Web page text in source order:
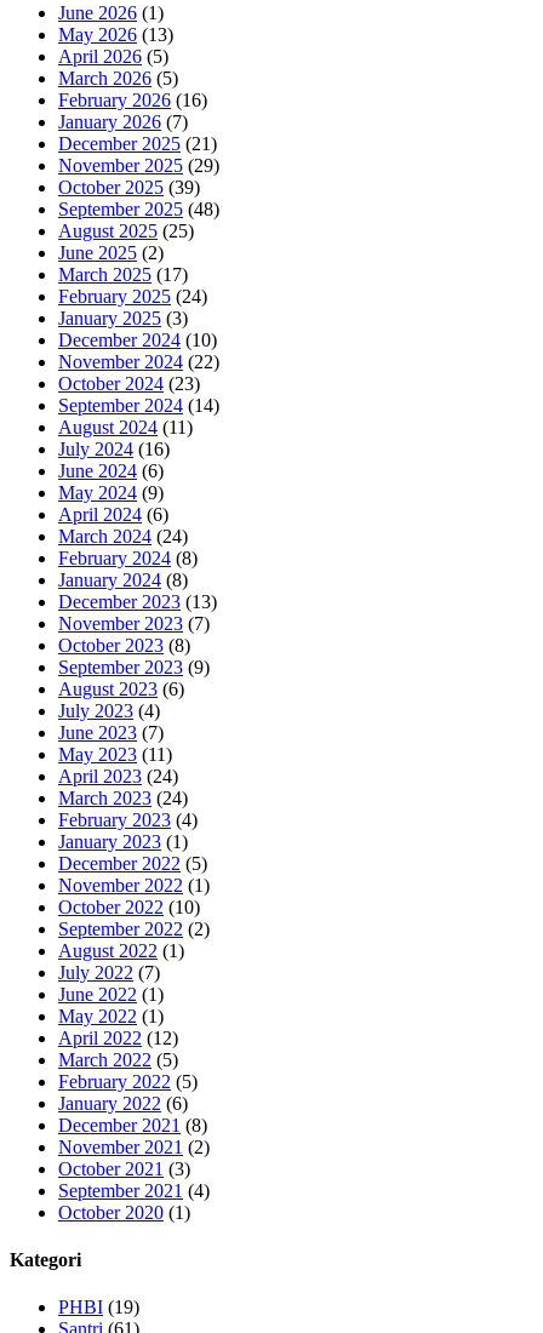
June 2026 (1)
May 2026 (13)
April 2026 (5)
March 2026 (5)
February 2026 (16)
January 2026 (7)
December 2025 (21)
November 2025 (29)
October 2025 (39)
September 2025 (48)
August 2025 (25)
June 2025 (2)
March 2025 (17)
February 2025 (24)
January 2025 (3)
December 2024 (10)
November 2024 (22)
October 2024 (23)
September 2024 (14)
August 2024 (11)
July 2024 (16)
June 2024 (6)
May 2024 (9)
April 2024 (6)
March 2024 (24)
February 2024 (8)
January 2024 (8)
December 2023 (13)
November 2023 (7)
October 2023 (8)
September 2023 (9)
August 2023 (6)
July 2023 (4)
June 2023 (7)
May 2023 (11)
April 2023 (24)
March 2023 (24)
February 2023 (4)
January 2023 (1)
December 2022 (5)
November 2022 (1)
October 2022 (10)
September 2022 (2)
August 2022 (1)
July 2022 (7)
June 2022 (1)
May 2022 (1)
April 2022 (12)
March 2022 (5)
February 2022 (5)
January 2022 (6)
December 2021 (8)
November 2021 (2)
October 2021 (3)
September 2021 (4)
October 2020 (1)
Kategori
PHBI (19)